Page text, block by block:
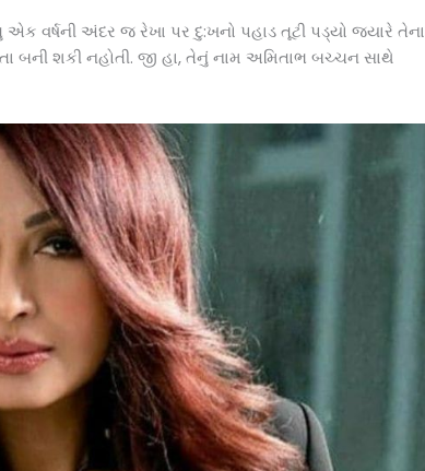
વર્ષની અંદર જ રેખા પર દુ:ખનો પહાડ તૂટી પડ્યો જ્યારે તેના
બની શકી નહોતી. જી હા, તેનું નામ અમિતાભ બચ્ચન સાથે